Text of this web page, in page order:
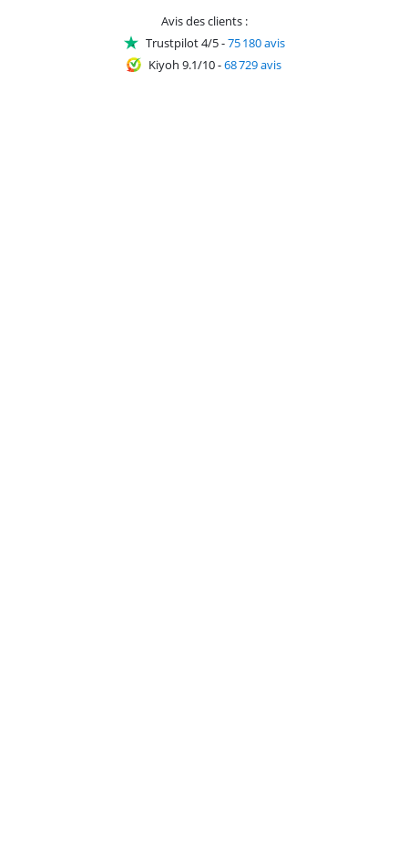
Avis des clients :
Trustpilot 4/5-75 180 avis
Kiyoh 9.1/10-68 729 avis